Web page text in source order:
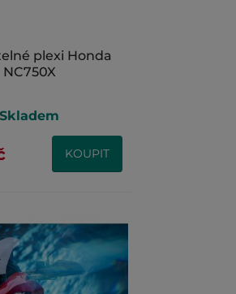
plexi Honda
NC750X
Skladem
KOUPIT